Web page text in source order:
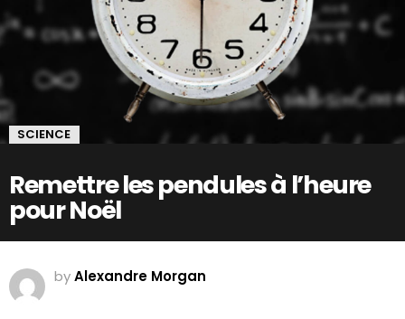
SCIENCE
Remettre les pendules à l’heure
pour Noël
byAlexandre Morgan